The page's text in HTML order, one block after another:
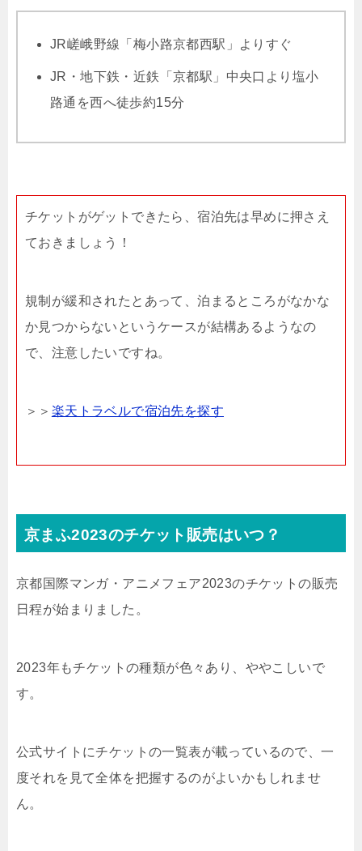
JR嵯峨野線「梅小路京都西駅」よりすぐ
JR・地下鉄・近鉄「京都駅」中央口より塩小
路通を西へ徒歩約15分
チケットがゲットできたら、宿泊先は早めに押さえ
ておきましょう！
規制が緩和されたとあって、泊まるところがなかな
か見つからないというケースが結構あるようなの
で、注意したいですね。
＞＞ 楽天トラベルで宿泊先を探す
京まふ2023のチケット販売はいつ？
京都国際マンガ・アニメフェア2023のチケットの販売
日程が始まりました。
2023年もチケットの種類が色々あり、ややこしいで
す。
公式サイトにチケットの一覧表が載っているので、一
度それを見て全体を把握するのがよいかもしれませ
ん。